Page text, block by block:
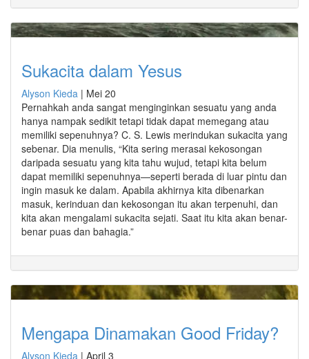
Sukacita dalam Yesus
Alyson Kieda | Mei 20
Pernahkah anda sangat menginginkan sesuatu yang anda
hanya nampak sedikit tetapi tidak dapat memegang atau
memiliki sepenuhnya? C. S. Lewis merindukan sukacita yang
sebenar. Dia menulis, “Kita sering merasai kekosongan
daripada sesuatu yang kita tahu wujud, tetapi kita belum
dapat memiliki sepenuhnya—seperti berada di luar pintu dan
ingin masuk ke dalam. Apabila akhirnya kita dibenarkan
masuk, kerinduan dan kekosongan itu akan terpenuhi, dan
kita akan mengalami sukacita sejati. Saat itu kita akan benar-
benar puas dan bahagia.”
Mengapa Dinamakan Good Friday?
Alyson Kieda | April 3